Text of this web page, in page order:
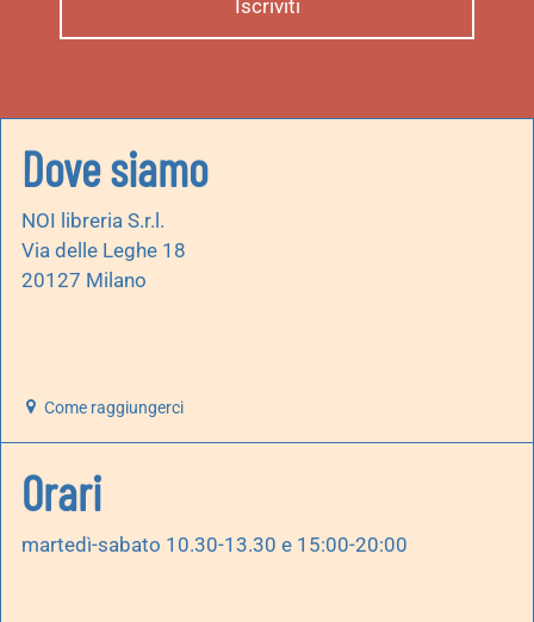
Dove siamo
NOI libreria S.r.l.
Via delle Leghe 18
20127 Milano
Come raggiungerci
Orari
martedì-sabato 10.30-13.30 e 15:00-20:00